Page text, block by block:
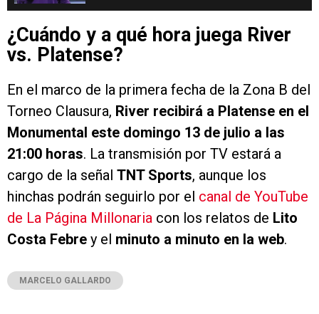
¿Cuándo y a qué hora juega River
vs. Platense?
En el marco de la primera fecha de la Zona B del
Torneo Clausura, River recibirá a Platense en el
Monumental este domingo 13 de julio a las
21:00 horas. La transmisión por TV estará a
cargo de la señal TNT Sports, aunque los
hinchas podrán seguirlo por el canal de YouTube
de La Página Millonaria con los relatos de Lito
Costa Febre y el minuto a minuto en la web.
MARCELO GALLARDO